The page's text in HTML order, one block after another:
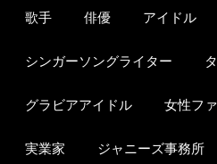
歌手 俳優 アイドル
シンガーソングライター
グラビアアイドル 女性フ
実業家 ジャニーズ事務所